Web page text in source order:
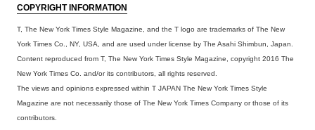
COPYRIGHT INFORMATION
T, The New York Times Style Magazine, and the T logo are trademarks of The New
York Times Co., NY, USA, and are used under license by The Asahi Shimbun, Japan.
Content reproduced from T, The New York Times Style Magazine, copyright 2016 The
New York Times Co. and/or its contributors, all rights reserved.
The views and opinions expressed within T JAPAN The New York Times Style
Magazine are not necessarily those of The New York Times Company or those of its
contributors.